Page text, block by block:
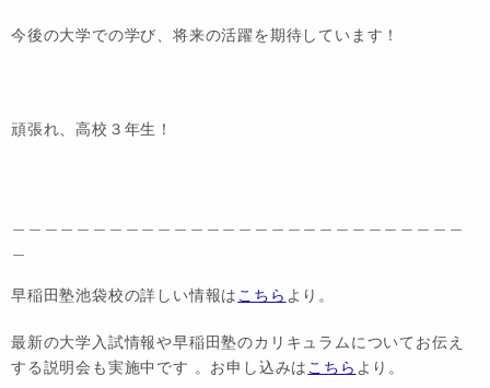
今後の大学での学び、将来の活躍を期待しています！
頑張れ、高校３年生！
早稲田塾池袋校の詳しい情報は こちら より。
最新の大学入試情報や早稲田塾のカリキュラムについてお伝え
する説明会も実施中です 。お申し込みは こちら より。